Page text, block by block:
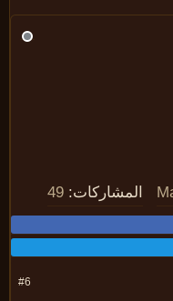
المشاركات: 49